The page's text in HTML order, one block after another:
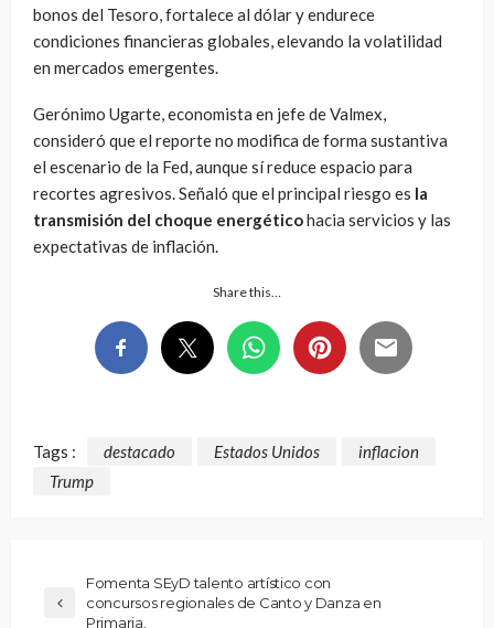
bonos del Tesoro, fortalece al dólar y endurece
condiciones financieras globales, elevando la volatilidad
en mercados emergentes.
Gerónimo Ugarte, economista en jefe de Valmex,
consideró que el reporte no modifica de forma sustantiva
el escenario de la Fed, aunque sí reduce espacio para
recortes agresivos. Señaló que el principal riesgo es la
transmisión del choque energéticohacia servicios y las
expectativas de inflación.
Share this…
Tags : destacado Estados Unidos
inflacion
Trump
Fomenta SEyD talento artístico con
concursos regionales de Canto y Danza en
Primaria.